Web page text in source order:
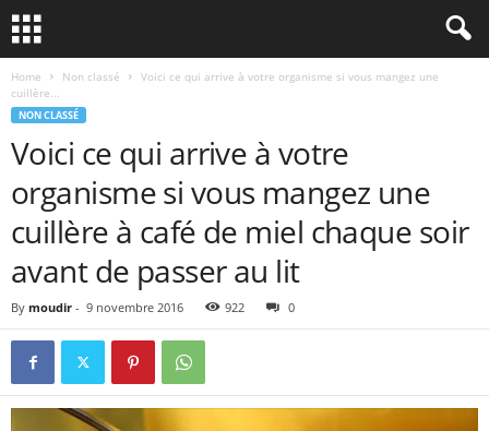
Home Non classé
Voici ce qui arrive à votre organisme si vous mangez une
cuillère...
NON CLASSÉ
Voici ce qui arrive à votre
organisme si vous mangez une
cuillère à café de miel chaque soir
avant de passer au lit
By moudir - 9 novembre 2016 922 0